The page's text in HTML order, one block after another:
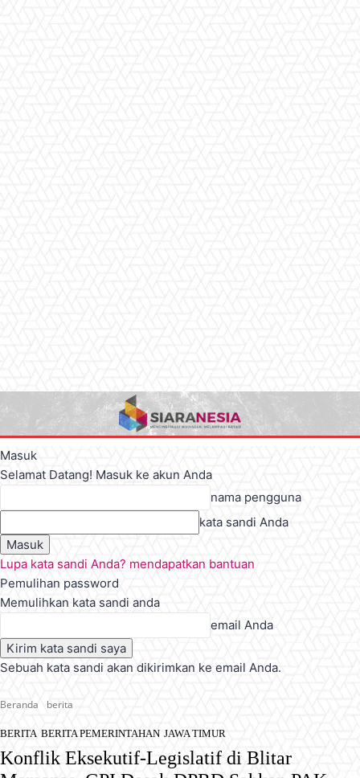
Masuk
Selamat Datang! Masuk ke akun Anda
nama pengguna
kata sandi Anda
Lupa kata sandi Anda? mendapatkan bantuan
Pemulihan password
Memulihkan kata sandi anda
email Anda
Sebuah kata sandi akan dikirimkan ke email Anda.
Beranda berita
BERITA BERITA PEMERINTAHAN JAWA TIMUR
Konflik Eksekutif-Legislatif di Blitar